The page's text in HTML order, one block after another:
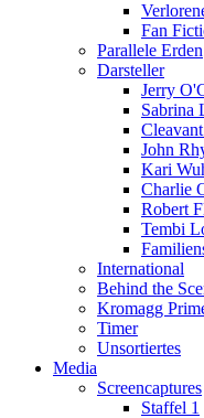
Fan
Parallele Erden
Darsteller
Jerry
Sabrina
John
Kari
Charlie
Robert
Tembi
International
Behind the
Kromagg
Timer
Unsortiertes
Media
Screencaptures
Staffel 1